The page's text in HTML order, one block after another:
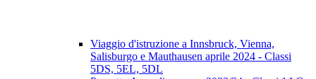
Viaggio d'istruzione a Innsbruck, Vienna,
Salisburgo e Mauthausen aprile 2024 - Classi
5DS, 5EL, 5DL